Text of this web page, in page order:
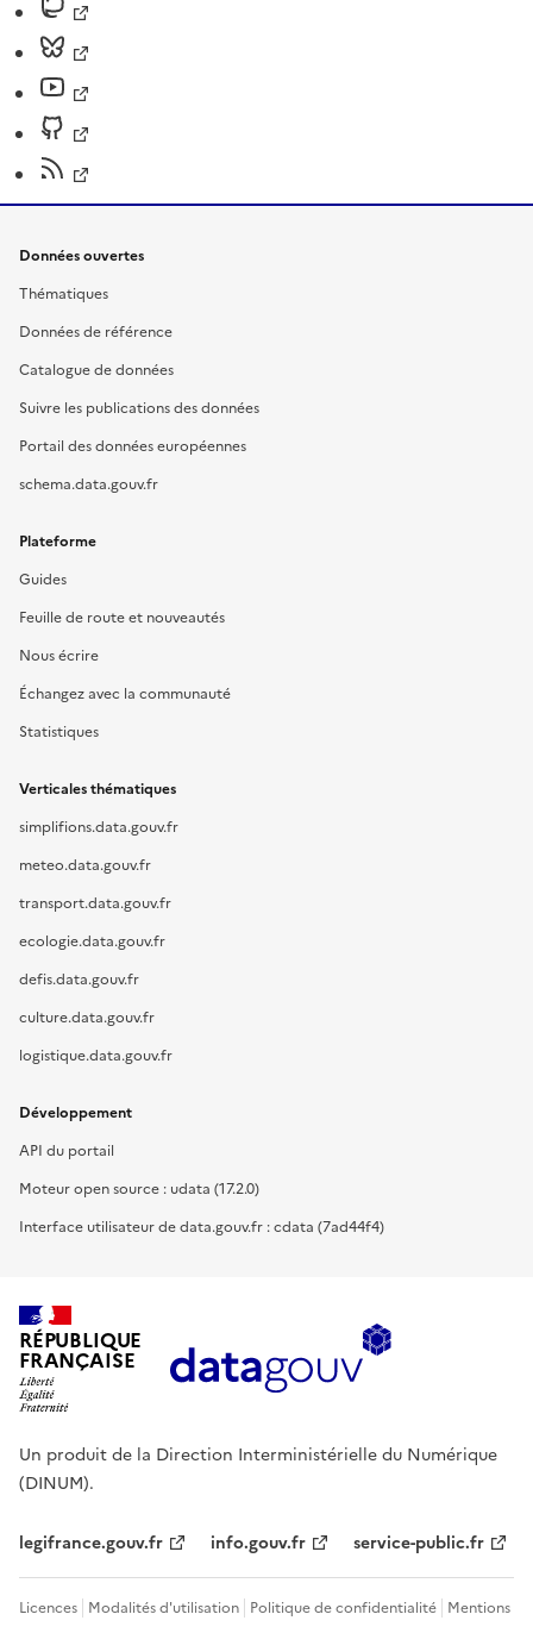
Données ouvertes
Thématiques
Données de référence
Catalogue de données
Suivre les publications des données
Portail des données européennes
schema.data.gouv.fr
Plateforme
Guides
Feuille de route et nouveautés
Nous écrire
Échangez avec la communauté
Statistiques
Verticales thématiques
simplifions.data.gouv.fr
meteo.data.gouv.fr
transport.data.gouv.fr
ecologie.data.gouv.fr
defis.data.gouv.fr
culture.data.gouv.fr
logistique.data.gouv.fr
Développement
API du portail
Moteur open source : udata (17.2.0)
Interface utilisateur de data.gouv.fr : cdata (7ad44f4)
RÉPUBLIQUE
FRANÇAISE
Un produit de la Direction Interministérielle du Numérique
(DINUM).
legifrance.gouv.fr info.gouv.fr service-public.fr
Licences Modalités d'utilisation Politique de confidentialité Mentions